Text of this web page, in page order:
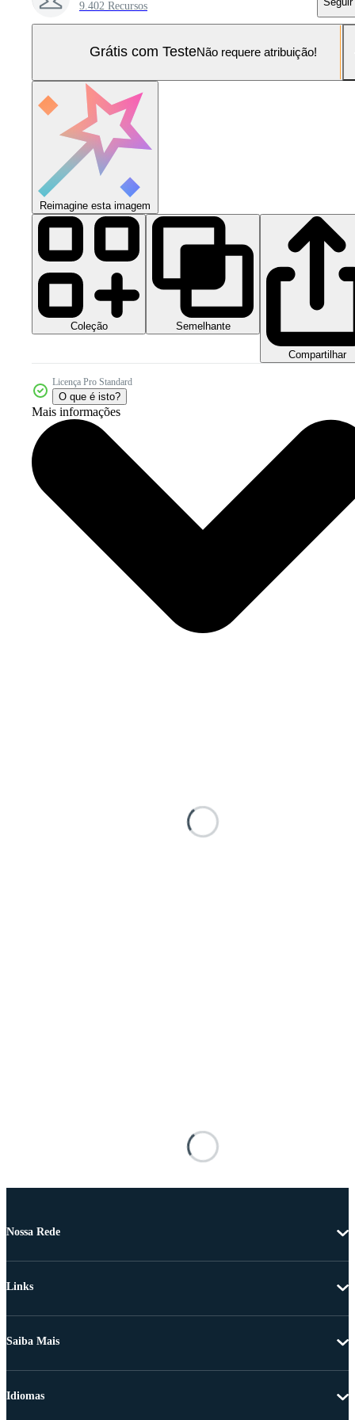
9.402 Recursos
Grátis com TesteNão requere atribuição!
Reimagine esta imagem
Coleção Semelhante
Compartilhar
Licença Pro Standard
O que é isto?
Mais informações
Nossa Rede
Links
Saiba Mais
Idiomas